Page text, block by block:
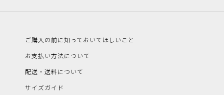
ご購入の前に知っておいてほしいこと
お支払い方法について
配送・送料について
サイズガイド